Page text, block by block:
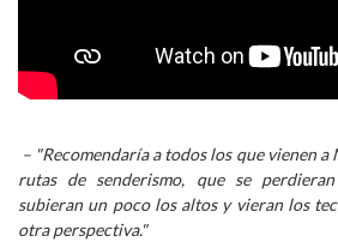
– "Recomendaría a todos los que vienen
rutas de senderismo, que se
subieran un poco los altos y vieran los
otra perspectiva."